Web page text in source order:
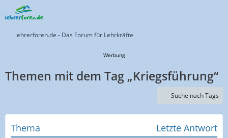
lehrerforen.de - Das Forum für Lehrkräfte
Werbung
Themen mit dem Tag „Kriegsführung“
Suche nach Tags
Thema Letzte Antwort